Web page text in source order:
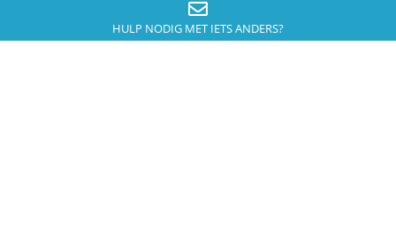
HULP NODIG MET IETS ANDERS?